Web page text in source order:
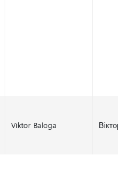
Viktor Baloga